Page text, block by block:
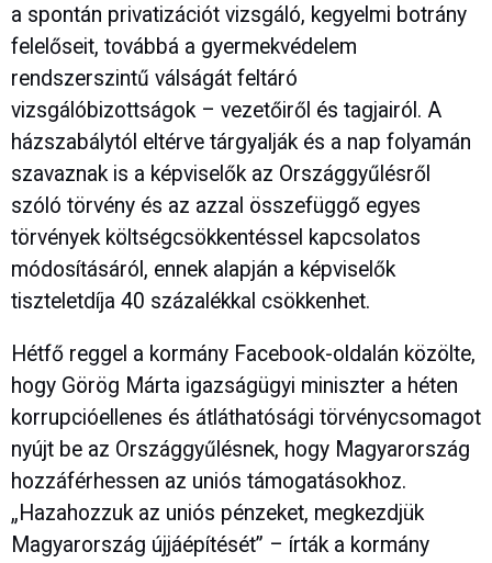
a spontán privatizációt vizsgáló, kegyelmi botrány
felelőseit, továbbá a gyermekvédelem
rendszerszintű válságát feltáró
vizsgálóbizottságok – vezetőiről és tagjairól. A
házszabálytól eltérve tárgyalják és a nap folyamán
szavaznak is a képviselők az Országgyűlésről
szóló törvény és az azzal összefüggő egyes
törvények költségcsökkentéssel kapcsolatos
módosításáról, ennek alapján a képviselők
tiszteletdíja 40 százalékkal csökkenhet.
Hétfő reggel a kormány Facebook-oldalán közölte,
hogy Görög Márta igazságügyi miniszter a héten
korrupcióellenes és átláthatósági törvénycsomagot
nyújt be az Országgyűlésnek, hogy Magyarország
hozzáférhessen az uniós támogatásokhoz.
„Hazahozzuk az uniós pénzeket, megkezdjük
Magyarország újjáépítését” – írták a kormány